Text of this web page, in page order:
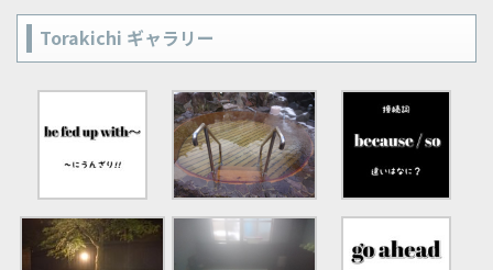
Torakichi ギャラリー